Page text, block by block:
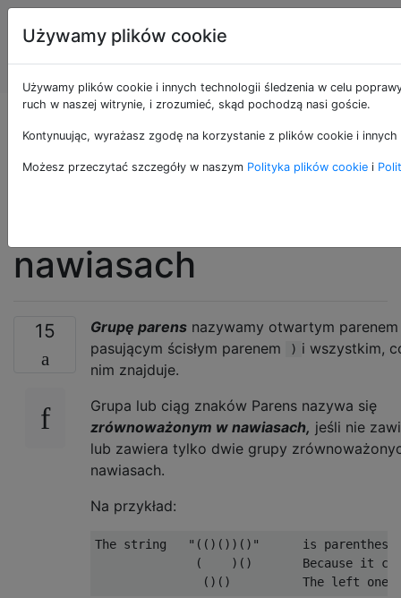
Programowanie
puzzli i Code
Golf
Sprawdź, czy
łańcuch jest
nawiasach
15 Grupę parens nazywamy otwartym
pasującym ścisłym parenem
) i wszystkim,
nim znajduje.
Grupa lub ciąg znaków Parens nazywa się
zrównoważonym w nawiasach, jeśli nie
lub zawiera tylko dwie grupy
nawiasach.
Na przykład:
The string   "(()())()"      is parenthesly
(    )()       Because it
Używamy plików cookie
Używamy plików cookie i innych technologii śledzenia w celu
ruch w naszej witrynie, i zrozumieć, skąd pochodzą nasi goście.
Kontynuując, wyrażasz zgodę na korzystanie z plików cookie i
Możesz przeczytać szczegóły w naszym Polityka plików cookie i